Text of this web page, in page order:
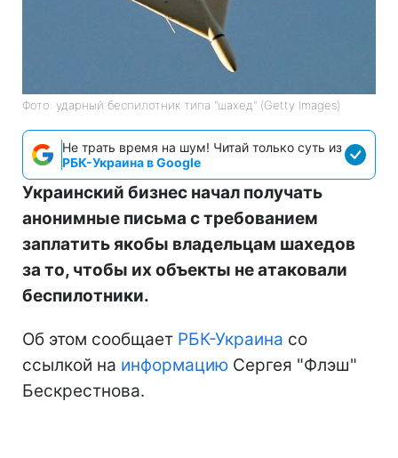
Фото: ударный беспилотник типа "шахед" (Getty Images)
Не трать время на шум! Читай только суть из
РБК-Украина в Google
Украинский бизнес начал получать
анонимные письма с требованием
заплатить якобы владельцам шахедов
за то, чтобы их объекты не атаковали
беспилотники.
Об этом сообщает РБК-Украина со
ссылкой на информацию Сергея "Флэш"
Бескрестнова.